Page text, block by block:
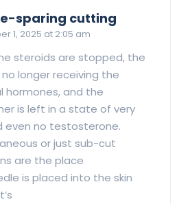
sparing cutting
1, 2025 at 2:05 am
steroids are stopped, the
longer receiving the
hormones, and the
is left in a state of very
even no testosterone.
or just sub-cut
are the place
is placed into the skin